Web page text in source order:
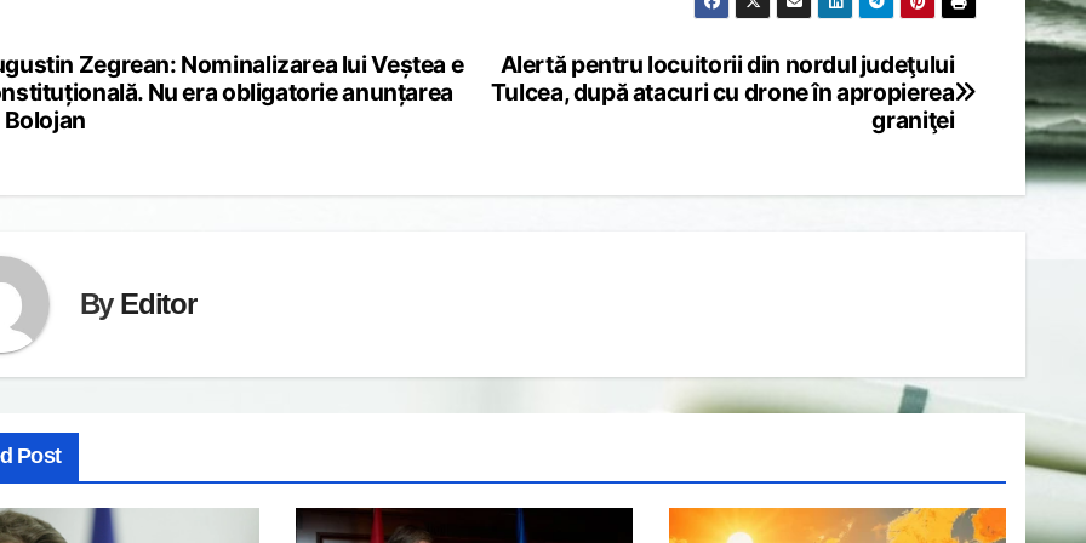
Alertă pentru locuitorii din nordul judeţului
Tulcea, după atacuri cu drone în apropierea
graniţei
Zegrean: Nominalizarea lui Veștea e
Nu era obligatorie anunțarea
Bolojan
By Editor
Post